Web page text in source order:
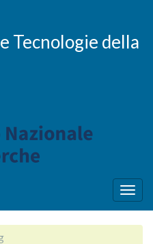
Tecnologie della